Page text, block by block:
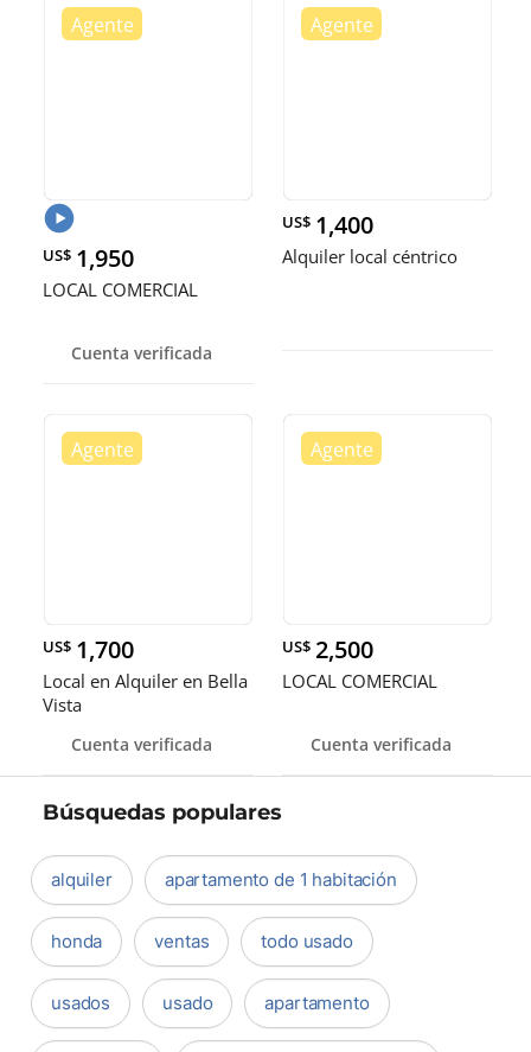
US$ 1,950
LOCAL COMERCIAL
Cuenta verificada
US$ 1,400
Alquiler local céntrico
US$ 1,700
Local en Alquiler en Bella
Vista
Cuenta verificada
US$ 2,500
LOCAL COMERCIAL
Cuenta verificada
Búsquedas populares
alquiler apartamento de 1 habitación
honda ventas todo usado
usados usado apartamento